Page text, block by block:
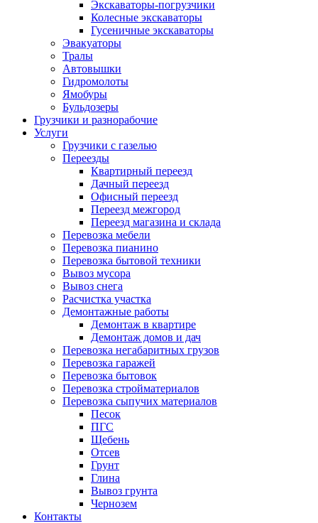
Экскаваторы-погрузчики
Колесные экскаваторы
Гусеничные экскаваторы
Эвакуаторы
Тралы
Автовышки
Гидромолоты
Ямобуры
Бульдозеры
Грузчики и разнорабочие
Услуги
Грузчики с газелью
Переезды
Квартирный переезд
Дачный переезд
Офисный переезд
Переезд межгород
Переезд магазина и склада
Перевозка мебели
Перевозка пианино
Перевозка бытовой техники
Вывоз мусора
Вывоз снега
Расчистка участка
Демонтажные работы
Демонтаж в квартире
Демонтаж домов и дач
Перевозка негабаритных грузов
Перевозка гаражей
Перевозка бытовок
Перевозка стройматериалов
Перевозка сыпучих материалов
Песок
ПГС
Щебень
Отсев
Грунт
Глина
Вывоз грунта
Чернозем
Контакты